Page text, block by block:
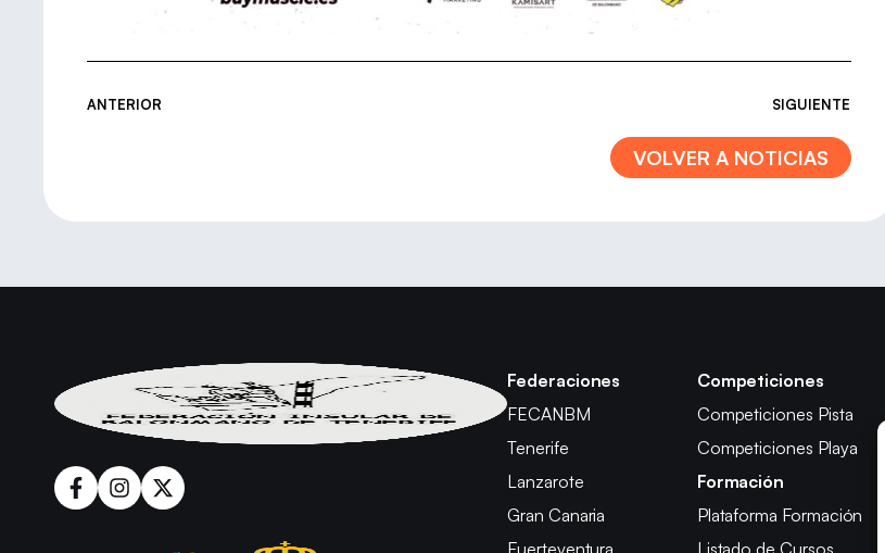
ANTERIOR SIGUIENTE
VOLVER A NOTICIAS
Federaciones
FECANBM
Tenerife
Lanzarote
Gran Canaria
Competiciones
Competiciones Pista
Competiciones Playa
Formación
Plataforma Formación